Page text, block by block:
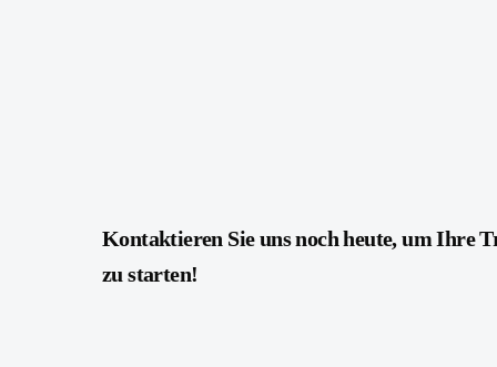
Kontaktieren Sie uns noch heute, um Ihre
zu starten!​